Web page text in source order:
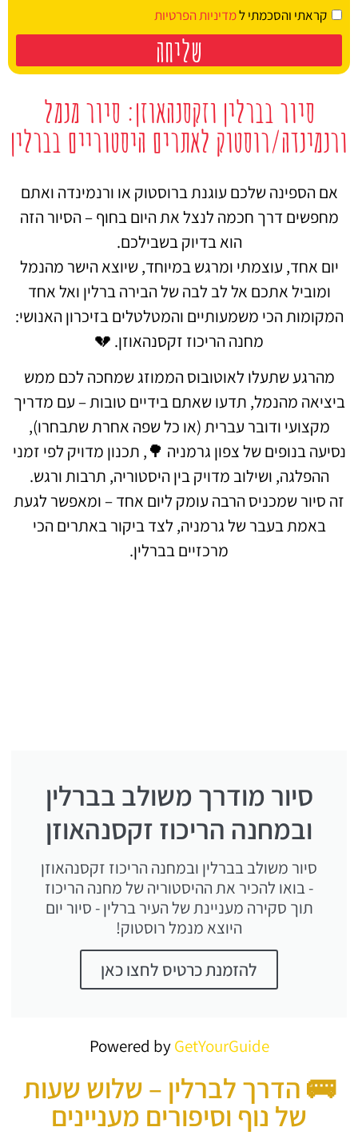
קראתי והסכמתי למדיניות הפרטיות
שליחה
סיור בברלין וזקסנהאוזן: סיור מנמל
ורנמינדה/רוסטוק לאתרים היסטוריים בברלין
אם הספינה שלכם עוגנת ברוסטוק או ורנמינדה ואתם
מחפשים דרך חכמה לנצל את היום בחוף – הסיור הזה
הוא בדיוק בשבילכם.
יום אחד, עוצמתי ומרגש במיוחד, שיוצא הישר מהנמל
ומוביל אתכם אל לב לבה של הבירה ברלין ואל אחד
המקומות הכי משמעותיים והמטלטלים בזיכרון האנושי:
מחנה הריכוז זקסנהאוזן. 💔
מהרגע שתעלו לאוטובוס הממוזג שמחכה לכם ממש
ביציאה מהנמל, תדעו שאתם בידיים טובות – עם מדריך
מקצועי ודובר עברית (או כל שפה אחרת שתבחרו),
נסיעה בנופים של צפון גרמניה 🌳, תכנון מדויק לפי זמני
ההפלגה, ושילוב מדויק בין היסטוריה, תרבות ורגש.
זה סיור שמכניס הרבה עומק ליום אחד – ומאפשר לגעת
באמת בעבר של גרמניה, לצד ביקור באתרים הכי
מרכזיים בברלין.
סיור מודרך משולב בברלין
ובמחנה הריכוז זקסנהאוזן
סיור משולב בברלין ובמחנה הריכוז זקסנהאוזן
- בואו להכיר את ההיסטוריה של מחנה הריכוז
תוך סקירה מעניינת של העיר ברלין - סיור יום
היוצא מנמל רוסטוק!
להזמנת כרטיס לחצו כאן
Powered byGetYourGuide
🚌 הדרך לברלין – שלוש שעות
של נוף וסיפורים מעניינים